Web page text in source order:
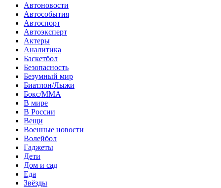
Автоновости
Автособытия
Автоспорт
Автоэксперт
Актеры
Аналитика
Баскетбол
Безопасность
Безумный мир
Биатлон/Лыжи
Бокс/MMA
В мире
В России
Вещи
Военные новости
Волейбол
Гаджеты
Дети
Дом и сад
Еда
Звёзды